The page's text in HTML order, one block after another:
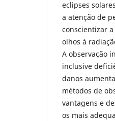
eclipses
a atenção de
conscientizar
olhos à
A observação
inclusive
danos
métodos de
vantagens e
os mais